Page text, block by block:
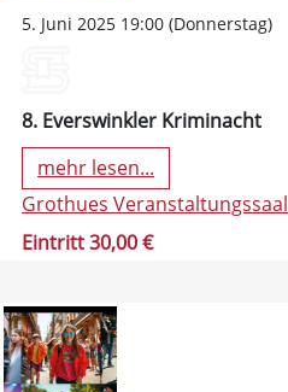
5. Juni 2025 19:00 (Donnerstag)
8. Everswinkler Kriminacht
mehr lesen...
Grothues Veranstaltungssaal
Eintritt 30,00 €